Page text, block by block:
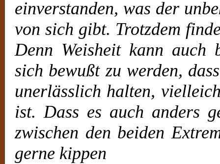
einverstanden, was der
von sich gibt. Trotzdem
Denn Weisheit kann auch
sich bewußt zu werden,
unerlässlich halten,
ist. Dass es auch anders
zwischen den beiden
gerne kippen